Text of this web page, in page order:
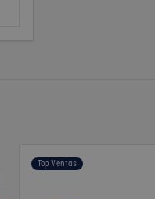
Top Ventas